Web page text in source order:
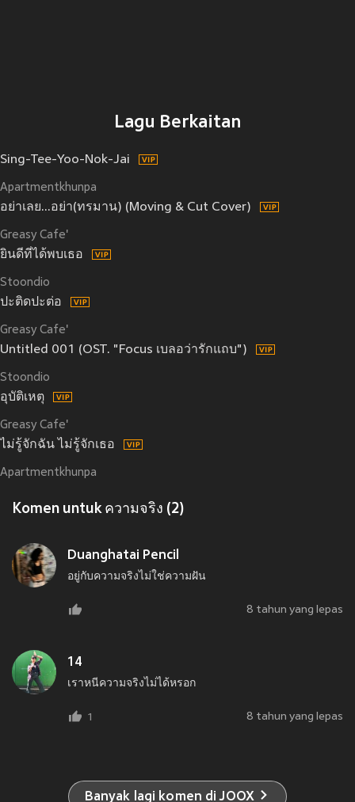
Lagu Berkaitan
Sing-Tee-Yoo-Nok-Jai
Apartmentkhunpa
อย่าเลย...อย่า(ทรมาน) (Moving & Cut Cover)
Greasy Cafe'
ยินดีที่ได้พบเธอ
Stoondio
ปะติดปะต่อ
Greasy Cafe'
Untitled 001 (OST. "Focus เบลอว่ารักแถบ")
Stoondio
อุบัติเหตุ
Greasy Cafe'
ไม่รู้จักฉัน ไม่รู้จักเธอ
Apartmentkhunpa
Komen untuk ความจริง (2)
Duanghatai Pencil
อยู่กับความจริงไม่ใช่ความฝัน
8 tahun yang lepas
14
เราหนีความจริงไม่ได้หรอก
1 8 tahun yang lepas
Banyak lagi komen di JOOX